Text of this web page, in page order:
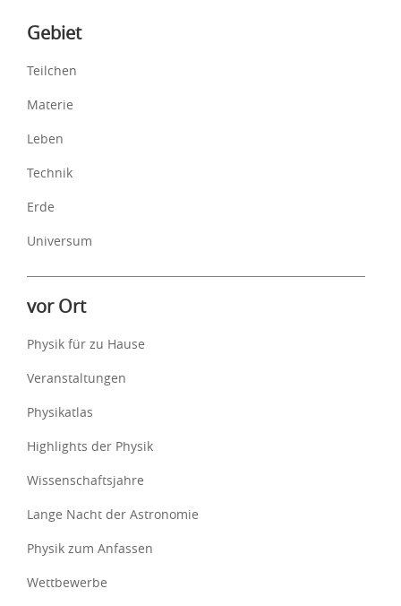
Inhalte
Gebiet
Teilchen
Materie
Leben
Technik
Erde
Universum
vor Ort
Physik für zu Hause
Veranstaltungen
Physikatlas
Highlights der Physik
Wissenschaftsjahre
Lange Nacht der Astronomie
Physik zum Anfassen
Wettbewerbe